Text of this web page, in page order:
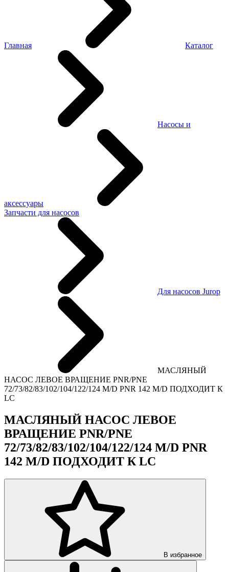
Главная Каталог
Насосы и
аксессуары
Запчасти для насосов
Для насосов Jurop
МАСЛЯНЫЙ
НАСОС ЛЕВОЕ ВРАЩЕНИЕ PNR/PNE
72/73/82/83/102/104/122/124 M/D PNR 142 M/D ПОДХОДИТ К
LC
МАСЛЯНЫЙ НАСОС ЛЕВОЕ
ВРАЩЕНИЕ PNR/PNE
72/73/82/83/102/104/122/124 M/D PNR
142 M/D ПОДХОДИТ К LC
В избранное